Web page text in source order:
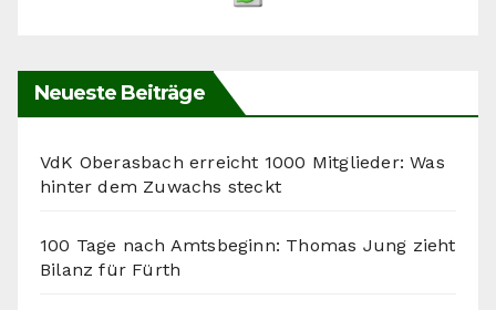
Neueste Beiträge
VdK Oberasbach erreicht 1000 Mitglieder: Was
hinter dem Zuwachs steckt
100 Tage nach Amtsbeginn: Thomas Jung zieht
Bilanz für Fürth